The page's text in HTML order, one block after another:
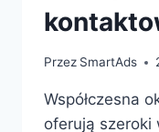
Przez SmartAds
Współczesna
oferują szeroki